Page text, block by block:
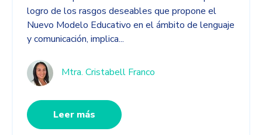
logro de los rasgos deseables que propone el
Nuevo Modelo Educativo en el ámbito de lenguaje
y comunicación, implica...
Mtra. Cristabell Franco
Leer más